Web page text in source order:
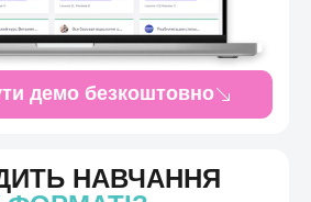
демо безкоштовно
НАВЧАННЯ